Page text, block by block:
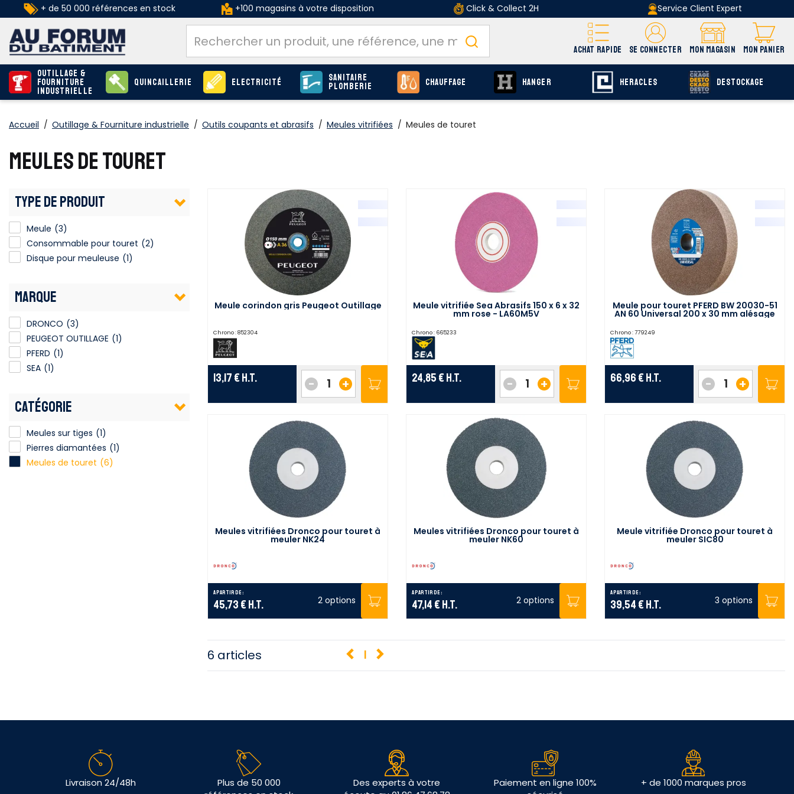
+ de 50 000 références en stock +100 magasins à votre disposition Click & Collect 2H Service Client Expert
ACHAT RAPIDE SE CONNECTER MON MAGASIN MON PANIER
Outillage &
Fourniture
industrielle
Quincaillerie Electricité Sanitaire
Plomberie Chauffage HANGER HERACLES DESTOCKAGE
Accueil / Outillage & Fourniture industrielle / Outils coupants et abrasifs / Meules vitrifiées / Meules de touret
MEULES DE TOURET
TYPE DE PRODUIT
Meule (3)
Consommable pour touret (2)
Disque pour meuleuse (1)
MARQUE
DRONCO (3)
PEUGEOT OUTILLAGE (1)
PFERD (1)
SEA (1)
CATÉGORIE
Meules sur tiges (1)
Pierres diamantées (1)
Meules de touret (6)
Meule corindon gris Peugeot Outillage
Chrono :852304
13,17 € H.T. +
-
Meule vitrifiée Sea Abrasifs 150 x 6 x 32
mm rose - LA60M5V
Chrono : 665233
24,85 € H.T. +
-
Meule pour touret PFERD BW 20030-51
AN 60 Universal 200 x 30 mm alésage
Chrono :779249
66,96 € H.T. +
-
Meules vitrifiées Dronco pour touret à
meuler NK24
A partir de :
45,73 € H.T. 2 options
Meules vitrifiées Dronco pour touret à
meuler NK60
A partir de :
47,14 € H.T. 2 options
Meule vitrifiée Dronco pour touret à
meuler SIC80
A partir de :
39,54 € H.T. 3 options
6 articles 1
Livraison 24/48h
Plus de 50 000
Des experts à votre
Paiement en ligne 100%
+ de 1000 marques pros